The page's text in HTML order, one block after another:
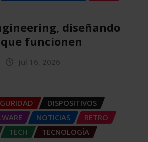
diseñando
funcionen
Jul 16, 2026
DISPOSITIVOS
NOTICIAS
RETRO
TECH TECNOLOGÍA